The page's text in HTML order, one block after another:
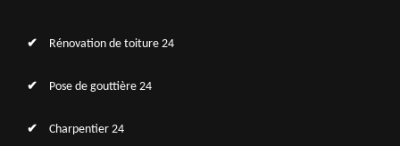
Rénovation de toiture 24
Pose de gouttière 24
Charpentier 24